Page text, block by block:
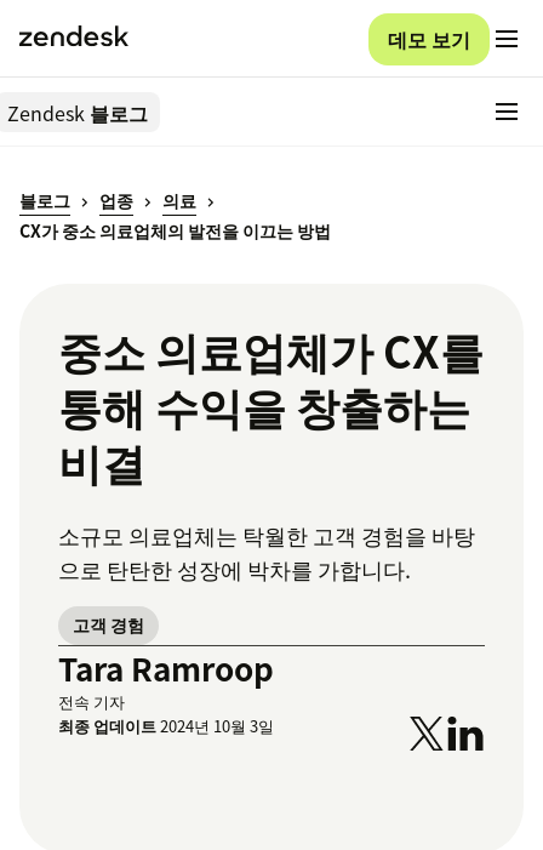
데모 보기
Zendesk 블로그
블로그 업종
의료
CX가 중소 의료업체의 발전을 이끄는 방법
중소 의료업체가 CX를
통해 수익을 창출하는
비결
소규모 의료업체는 탁월한 고객 경험을 바탕
으로 탄탄한 성장에 박차를 가합니다.
고객 경험
Tara Ramroop
전속 기자
최종 업데이트2024년 10월 3일